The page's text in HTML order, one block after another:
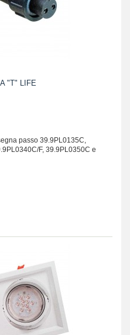
"T" LIFE
passo 39.9PL0135C,
F, 39.9PL0350C e